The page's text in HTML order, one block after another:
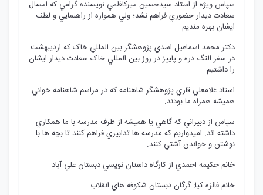
سپاس ويژه از استاد سيدحسين ميرکاظمي نويسنده گرامي که امسال
سعادت ديدار حضوري فراهم نشد؛ ولي همواره از راهنمايي و لطف
ايشان بهره منديم.
دکتر محمد اسماعيل اسدي پژوهشگر بين المللي خاک که ارديبهشت
در سفر النگ دره و پاييز در روز بين المللي خاک سعادت ديدار ايشان
را داشتيم.
استاد غلامعلي قاري پژوهشگر شاهنامه که در مراسم شاهنامه خواني
هميشه همراه ما بودند.
سپاس از دبيراني که گاهي يا هميشه از طرف مدرسه با ما همکاري
داشته اند. اميدواريم که مدرسه ها تدابيري فراهم کنند تا بچه ها با
نوشتن و خواندن آشتي کنند.
خانم حکيمه احمدي از کارگاه داستان نويسي دبستان علي آباد
خانم فائزه کيا: گرگان دبستان شکوفه هاي انقلاب